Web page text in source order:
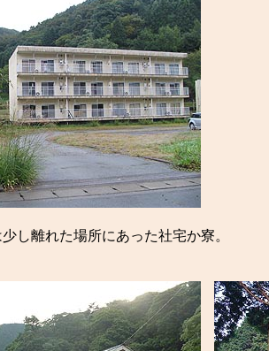
し離れた場所にあった社宅か寮。